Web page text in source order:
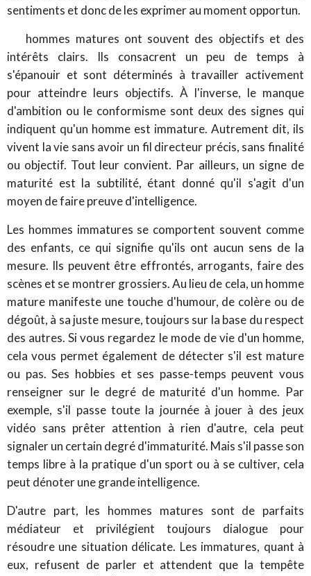
sentiments et donc de les exprimer au moment opportun.
hommes matures ont souvent des objectifs et des
intérêts clairs. Ils consacrent un peu de temps à
s'épanouir et sont déterminés à travailler activement
pour atteindre leurs objectifs. À l'inverse, le manque
d'ambition ou le conformisme sont deux des signes qui
indiquent qu'un homme est immature. Autrement dit, ils
vivent la vie sans avoir un fil directeur précis, sans finalité
ou objectif. Tout leur convient. Par ailleurs, un signe de
maturité est la subtilité, étant donné qu'il s'agit d'un
moyen de faire preuve d'intelligence.
Les hommes immatures se comportent souvent comme
des enfants, ce qui signifie qu'ils ont aucun sens de la
mesure. Ils peuvent être effrontés, arrogants, faire des
scènes et se montrer grossiers. Au lieu de cela, un homme
mature manifeste une touche d'humour, de colère ou de
dégoût, à sa juste mesure, toujours sur la base du respect
des autres. Si vous regardez le mode de vie d'un homme,
cela vous permet également de détecter s'il est mature
ou pas. Ses hobbies et ses passe-temps peuvent vous
renseigner sur le degré de maturité d'un homme. Par
exemple, s'il passe toute la journée à jouer à des jeux
vidéo sans prêter attention à rien d'autre, cela peut
signaler un certain degré d'immaturité. Mais s'il passe son
temps libre à la pratique d'un sport ou à se cultiver, cela
peut dénoter une grande intelligence.
D'autre part, les hommes matures sont de parfaits
médiateur et privilégient toujours dialogue pour
résoudre une situation délicate. Les immatures, quant à
eux, refusent de parler et attendent que la tempête